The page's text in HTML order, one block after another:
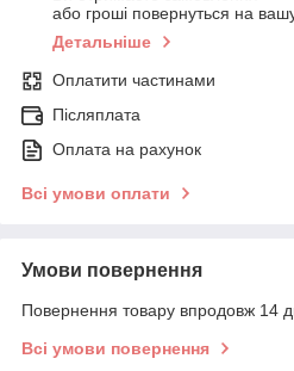
або гроші повернуться на
Детальніше
Оплатити частинами
Післяплата
Оплата на рахунок
Всі умови оплати
Умови повернення
Повернення товару впродовж 14
Всі умови повернення